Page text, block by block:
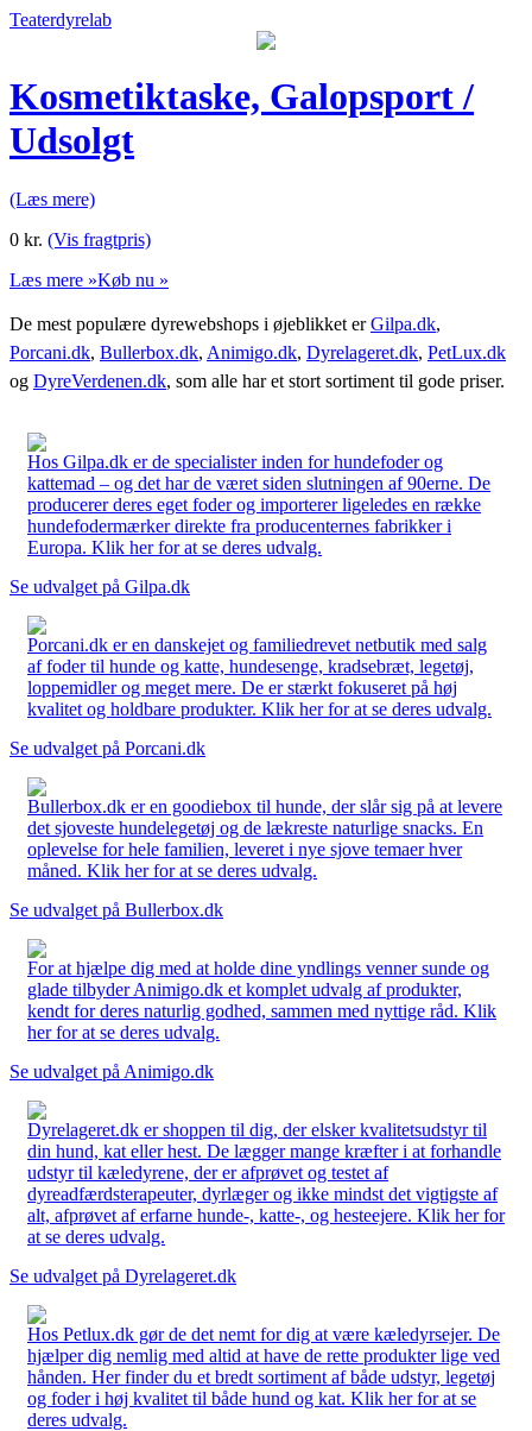
Teaterdyrelab
Kosmetiktaske, Galopsport /
Udsolgt
(Læs mere)
0 kr. (Vis fragtpris)
Læs mere »Køb nu »
De mest populære dyrewebshops i øjeblikket erGilpa.dk,
Porcani.dk, Bullerbox.dk, Animigo.dk, Dyrelageret.dk, PetLux.dk
og DyreVerdenen.dk, som alle har et stort sortiment til gode priser.
Hos Gilpa.dk er de specialister inden for hundefoder og
kattemad – og det har de været siden slutningen af 90erne. De
producerer deres eget foder og importerer ligeledes en række
hundefodermærker direkte fra producenternes fabrikker i
Europa. Klik her for at se deres udvalg.
Se udvalget på Gilpa.dk
Porcani.dk er en danskejet og familiedrevet netbutik med salg
af foder til hunde og katte, hundesenge, kradsebræt, legetøj,
loppemidler og meget mere. De er stærkt fokuseret på høj
kvalitet og holdbare produkter. Klik her for at se deres udvalg.
Se udvalget på Porcani.dk
Bullerbox.dk er en goodiebox til hunde, der slår sig på at levere
det sjoveste hundelegetøj og de lækreste naturlige snacks. En
oplevelse for hele familien, leveret i nye sjove temaer hver
måned. Klik her for at se deres udvalg.
Se udvalget på Bullerbox.dk
For at hjælpe dig med at holde dine yndlings venner sunde og
glade tilbyder Animigo.dk et komplet udvalg af produkter,
kendt for deres naturlig godhed, sammen med nyttige råd. Klik
her for at se deres udvalg.
Se udvalget på Animigo.dk
Dyrelageret.dk er shoppen til dig, der elsker kvalitetsudstyr til
din hund, kat eller hest. De lægger mange kræfter i at forhandle
udstyr til kæledyrene, der er afprøvet og testet af
dyreadfærdsterapeuter, dyrlæger og ikke mindst det vigtigste af
alt, afprøvet af erfarne hunde-, katte-, og hesteejere. Klik her for
at se deres udvalg.
Se udvalget på Dyrelageret.dk
Hos Petlux.dk gør de det nemt for dig at være kæledyrsejer. De
hjælper dig nemlig med altid at have de rette produkter lige ved
hånden. Her finder du et bredt sortiment af både udstyr, legetøj
og foder i høj kvalitet til både hund og kat. Klik her for at se
deres udvalg.